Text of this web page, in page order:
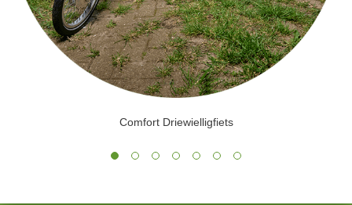
Comfort Driewielligfiets